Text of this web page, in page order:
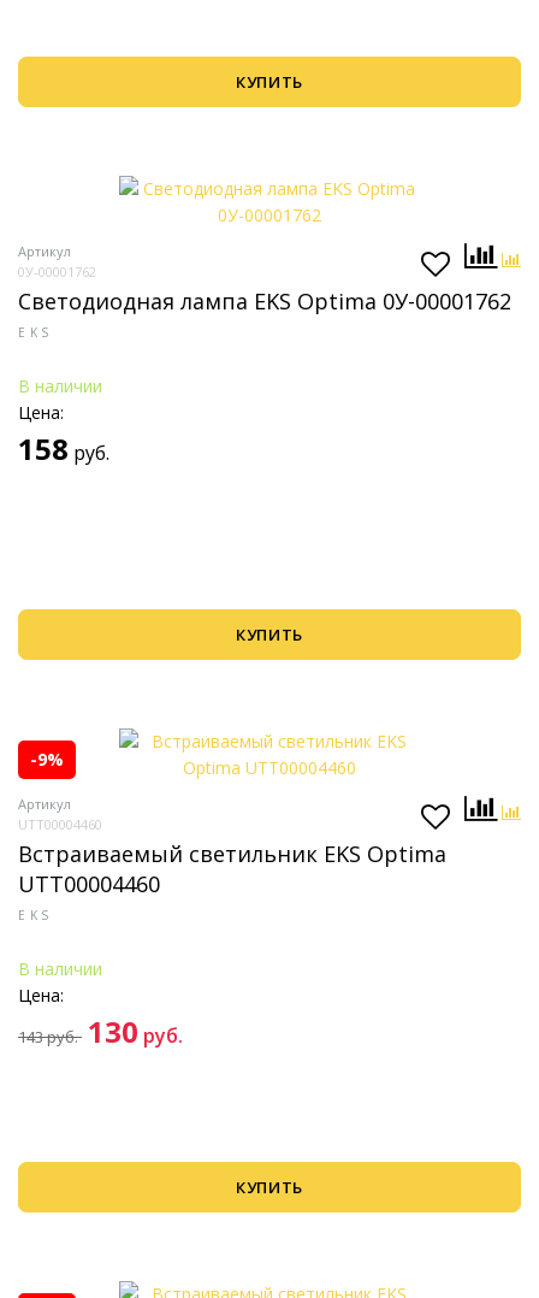
КУПИТЬ
Артикул
0У-00001762
Светодиодная лампа EKS Optima 0У-00001762
EKS
В наличии
Цена:
158 руб.
КУПИТЬ
-9%
Артикул
UTT00004460
Встраиваемый светильник EKS Optima
UTT00004460
EKS
В наличии
Цена:
143руб. 130 руб.
КУПИТЬ